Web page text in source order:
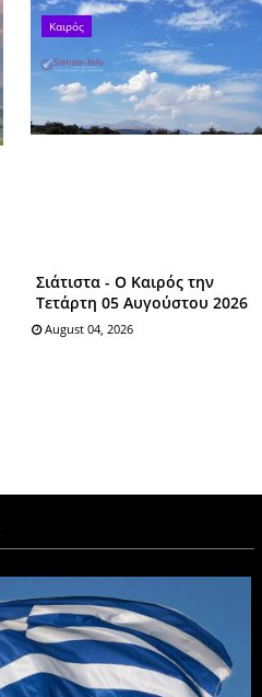
Καιρός
Σιάτιστα - Ο Καιρός την
Τετάρτη 05 Αυγούστου 2026
August 04, 2026